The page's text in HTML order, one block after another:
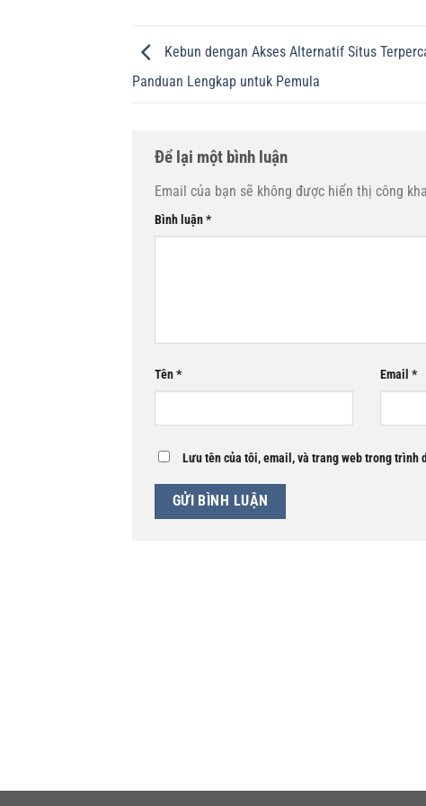
Kebun dengan Akses Alternatif Situs
Panduan Lengkap untuk Pemula
Để lại một bình luận
Email của bạn sẽ không được hiển thị công
Bình luận*
Tên* Email *
Lưu tên của tôi, email, và trang web trong trình